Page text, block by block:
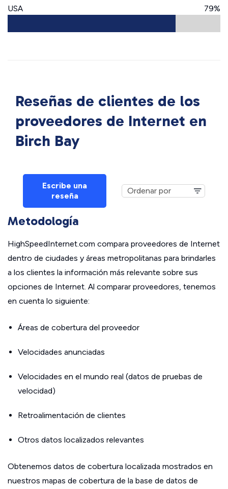
USA 79%
Reseñas de clientes de los
proveedores de Internet en
Birch Bay
Escribe una
reseña
Metodología
HighSpeedInternet.com compara proveedores de Internet
dentro de ciudades y áreas metropolitanas para brindarles
a los clientes la información más relevante sobre sus
opciones de Internet. Al comparar proveedores, tenemos
en cuenta lo siguiente:
Áreas de cobertura del proveedor
Velocidades anunciadas
Velocidades en el mundo real (datos de pruebas de
velocidad)
Retroalimentación de clientes
Otros datos localizados relevantes
Obtenemos datos de cobertura localizada mostrados en
nuestros mapas de cobertura de la base de datos de